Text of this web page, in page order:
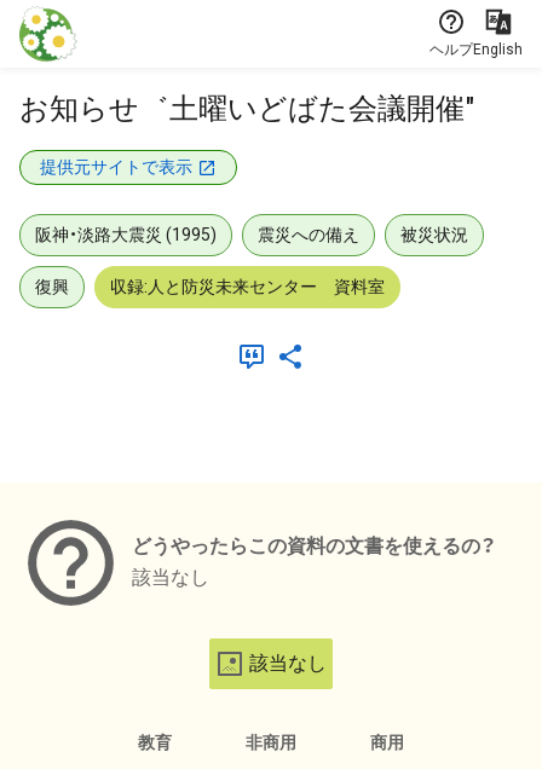
本文に飛ぶ
ヘルプEnglish
お知らせ゛土曜いどばた会議開催"
提供元サイトで表示
阪神・淡路大震災 (1995) 震災への備え 被災状況
復興 収録:人と防災未来センター 資料室
どうやったらこの資料の文書を使えるの？
該当なし
該当なし
教育 非商用 商用